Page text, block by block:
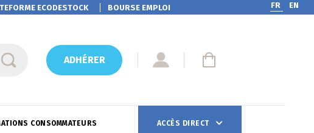
ECODESTOCK BOURSE EMPLOI FR EN
ADHÉRER
CONSOMMATEURS ACCÈS DIRECT